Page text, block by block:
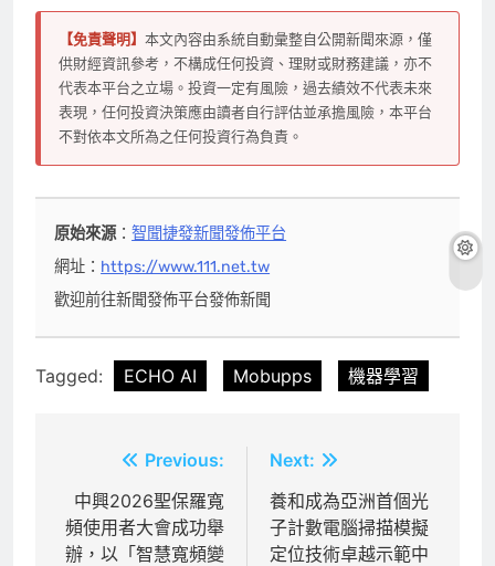
【免責聲明】 本文內容由系統自動彙整自公開新聞來源，僅
供財經資訊參考，不構成任何投資、理財或財務建議，亦不
代表本平台之立場。投資一定有風險，過去績效不代表未來
表現，任何投資決策應由讀者自行評估並承擔風險，本平台
不對依本文所為之任何投資行為負責。
原始來源：智聞捷發新聞發佈平台
網址： https://www.111.net.tw
歡迎前往新聞發佈平台發佈新聞
Tagged: ECHO AI Mobupps 機器學習
章
導
Previous:
中興2026聖保羅寬
頻使用者大會成功舉
辦，以「智慧寬頻變
Next:
養和成為亞洲首個光
子計數電腦掃描模擬
定位技術卓越示範中